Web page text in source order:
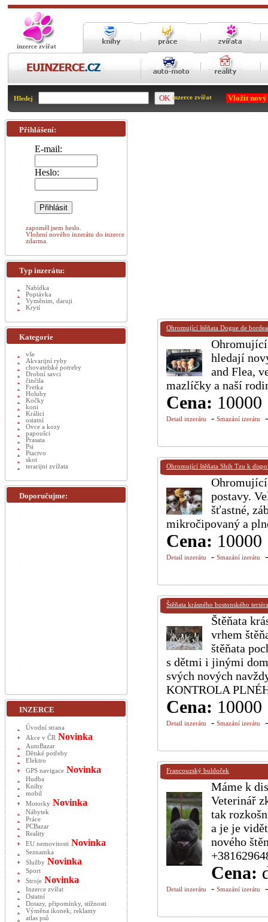
inzerce zvířat
Hledej inzerce zvířat Vložit
Ohromující štěňata Dogue de
Ohromující
hledají
and Flea,
mazlíčky a naší
Cena: 10000
Detail inzerátu - Smazání izerátu
Ohromující štěňata Shih Tzu k
Ohromující
postavy.
šťastné,
mikročipovaný a
Cena: 10000
Detail inzerátu - Smazání izerátu
Štěňata krásného bostonského
Štěňata
vrhem
štěňata
s dětmi i jinými
svých nových
KONTROLA
Cena: 10000
Detail inzerátu - Smazání izerátu
Francouzský buldoček
Máme k
Veterinář
tak
a je je
nového
Cena:
Detail inzerátu - Smazání izerátu
Přihlášení:
E-mail:
Heslo:
zapoměl jsem heslo.
Vložení nového inzerátu do inzerce
zdarma.
Typ inzerátu:
Nabídka
Poptávka
Vyměnim, daruji
Krytí
Kategorie
vše
Akvarijní ryby
chovatelské potreby
Drobní savci
činčila
Fretka
Holuby
Kočky
koni
Králici
ostatní
Ovce a kozy
papoušci
Prasata
Psi
Ptactvo
skot
terarijni zvížata
Doporučujme:
INZERCE
Úvodní strana
Akce v ČR Novinka
AutoBazar
Dětské potřeby
Elektro
GPS navigace Novinka
Hudba
Knihy
mobil
Motorky Novinka
Nábytek
Práce
PCBazar
Reality
EU nemovitosti Novinka
Seznamka
Služby Novinka
Sport
Stroje Novinka
Inzerce zvířat
Ostatní
Dotazy, připomínky, stížnosti
Výměna ikonek, reklamy
atlas psů